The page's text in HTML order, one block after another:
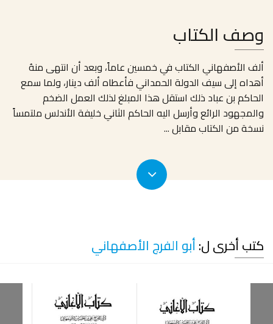
وصف الكتاب
ألف الأصفهاني الكتاب في خمسين عاماً، وبعد أن انتهى منهُ
أهداه إلى سيف الدولة الحمداني فأعطاه ألف دينار، ولما سمع
الحاكم بن عباد ذلك استقل هذا المبلغ لذلك العمل الضخم
والمجهود الرائع وأرسل اليه الحاكم الثاني خليفة الأندلس ملتمساً
نسخة من الكتاب مقابل...
كتب أخرى ل:أبو الفرج الأصفهاني